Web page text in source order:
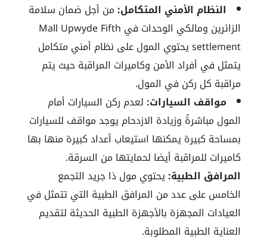
النظام الأمني المتكامل: من أجل ضمان سلامة
الزائرين ومالكي الوحدات في Mall Upwyde Fifth
settlement يحتوي المول على نظام أمني متكامل
يتمثل في أفراد الأمن وكاميرات المراقبة حيث يتم
مراقبة كل ركن في المول.
مواقف السيارات: لعدم ركن السيارات أمام
المول مباشرةً وزيادة الازدحام يوجد مواقف للسيارات
بمساحة كبيرة يمكنها استيعاب أعداد كبيرة منها بها
كاميرات للمراقبة أيضا لحمايتها من السرقة.
المرافق الطبية:يحتوي مول ذا جريد التجمع
الخامس على عدد من المرافق الطبية التي تتمثل في
العيادات المجهزة بالأجهزة الطبية الحديثة لتقديم
العناية الطبية المطلوبة.